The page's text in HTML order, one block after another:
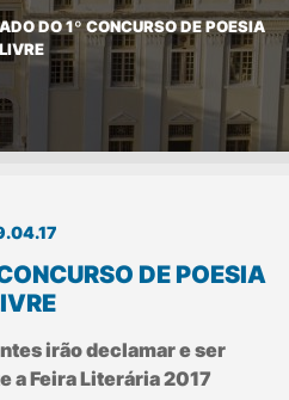
DO 1º CONCURSO DE POESIA
LIVRE
DE POESIA
irão declamar e ser
a Feira Literária 2017